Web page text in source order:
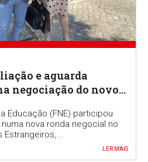
e aguarda
negociação do novo
Educação (FNE) participou
nova ronda negocial no
LER MAIS